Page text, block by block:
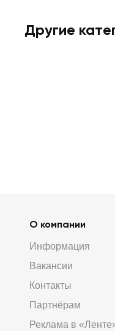
Другие
О компании
Информация
Вакансии
Контакты
Партнёрам
Реклама в